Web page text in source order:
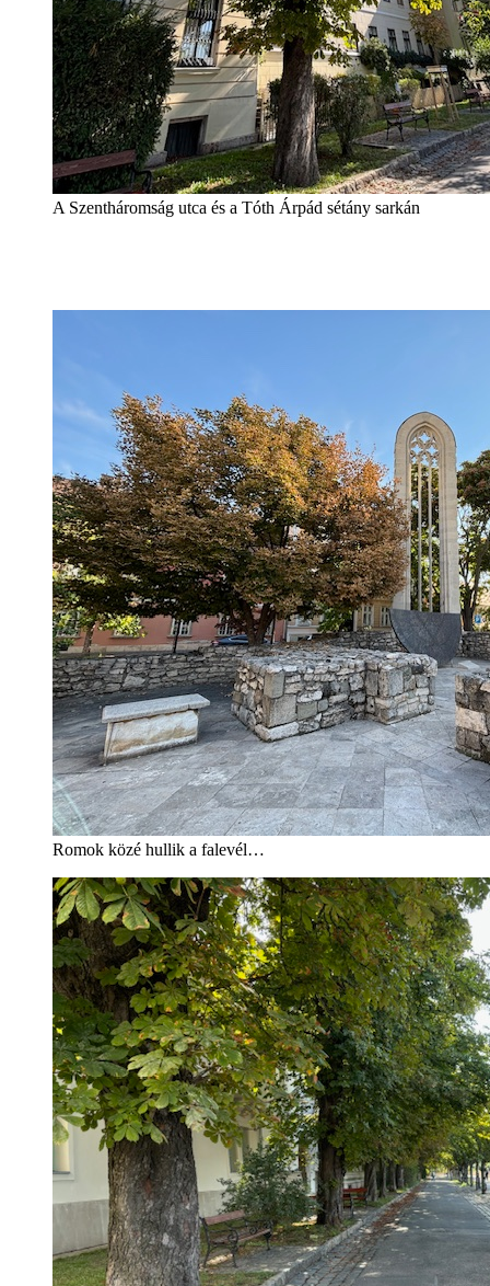
A Szentháromság utca és a Tóth Árpád sétány sarkán
Romok közé hullik a falevél…